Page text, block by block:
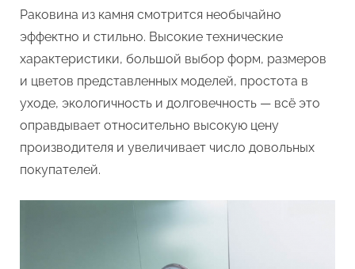
Раковина из камня смотрится необычайно
эффектно и стильно. Высокие технические
характеристики, большой выбор форм, размеров
и цветов представленных моделей, простота в
уходе, экологичность и долговечность — всё это
оправдывает относительно высокую цену
производителя и увеличивает число довольных
покупателей.